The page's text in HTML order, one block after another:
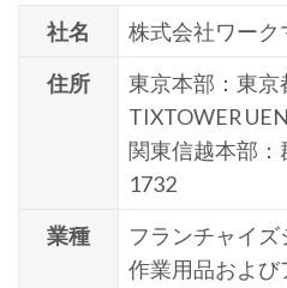
社名
株式会社ワーク
住所
東京本部：東
TIXTOWER
関東信越本部
1732
業種
フランチャイズ
作業用品および